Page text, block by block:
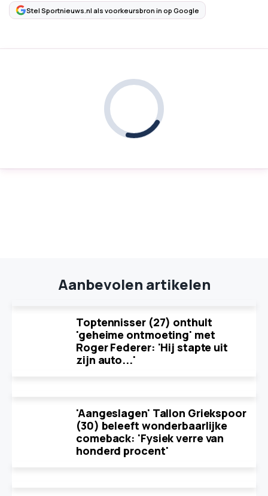
Stel Sportnieuws.nl als voorkeursbron in op Google
Aanbevolen artikelen
Toptennisser (27) onthult
'geheime ontmoeting' met
Roger Federer: 'Hij stapte uit
zijn auto...'
'Aangeslagen' Tallon Griekspoor
(30) beleeft wonderbaarlijke
comeback: 'Fysiek verre van
honderd procent'